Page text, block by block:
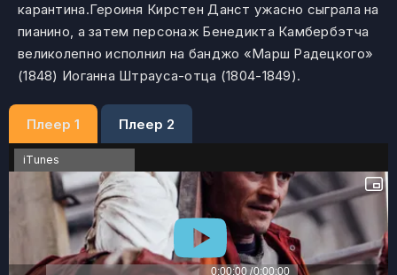
карантина.Героиня Кирстен Данст ужасно сыграла на
пианино, а затем персонаж Бенедикта Камбербэтча
великолепно исполнил на банджо «Марш Радецкого»
(1848) Иоганна Штрауса-отца (1804-1849).
Плеер 1 Плеер 2
iTunes